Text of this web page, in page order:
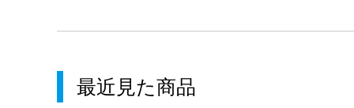
最近見た商品